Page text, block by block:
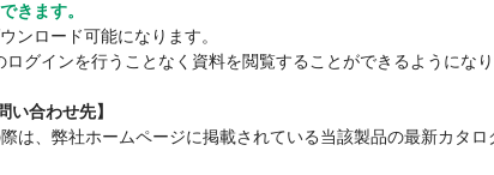
きます。
ンロード可能になります。
グインを行うことなく資料を閲覧することができるようになり
い合わせ先】
は、弊社ホームページに掲載されている当該製品の最新カタロ